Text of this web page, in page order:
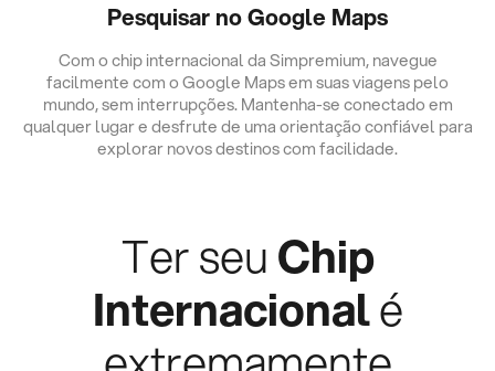
Pesquisar no Google Maps
Com o chip internacional da Simpremium, navegue
facilmente com o Google Maps em suas viagens pelo
mundo, sem interrupções. Mantenha-se conectado em
qualquer lugar e desfrute de uma orientação confiável para
explorar novos destinos com facilidade.
Ter seuChip
Internacionalé